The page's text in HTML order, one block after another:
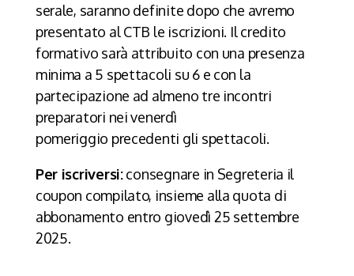
serale, saranno definite dopo che avremo
presentato al CTB le iscrizioni. Il credito
formativo sarà attribuito con una presenza
minima a 5 spettacoli su 6 e con la
partecipazione ad almeno tre incontri
preparatori nei venerdì
pomeriggio precedenti gli spettacoli.
Per iscriversi:consegnare in Segreteria il
coupon compilato, insieme alla quota di
abbonamento entro giovedì 25 settembre
2025.